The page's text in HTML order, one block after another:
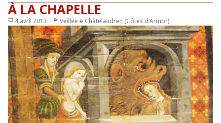
À LA CHAPELLE
Publié
le
4 avril 2013 Catégories
Veillée # Châtelaudren (Côtes d'Armor)